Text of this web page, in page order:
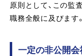
原則として、この監
職務全般に及びます。
一定の非公開会